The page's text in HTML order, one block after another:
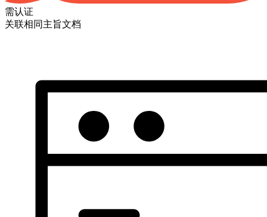
需认证
关联相同主旨文档